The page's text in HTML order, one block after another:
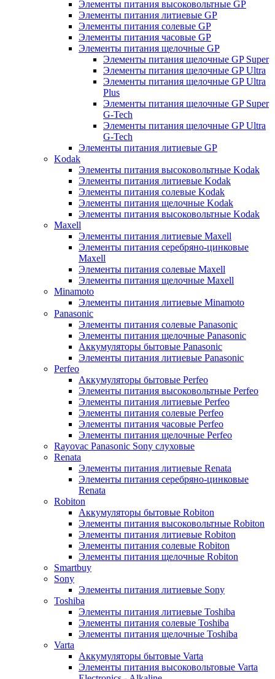
Элементы питания высоковольтные GP
Элементы питания литиевые GP
Элементы питания солевые GP
Элементы питания часовые GP
Элементы питания щелочные GP
Элементы питания щелочные GP Super
Элементы питания щелочные GP Ultra
Элементы питания щелочные GP Ultra
Plus
Элементы питания щелочные GP Super
G-Tech
Элементы питания щелочные GP Ultra
G-Tech
Элементы питания литиевые GP
Kodak
Элементы питания высоковольтные Kodak
Элементы питания литиевые Kodak
Элементы питания солевые Kodak
Элементы питания щелочные Kodak
Элементы питания высоковольтные Kodak
Maxell
Элементы питания литиевые Maxell
Элементы питания серебряно-цинковые
Maxell
Элементы питания солевые Maxell
Элементы питания щелочные Maxell
Minamoto
Элементы питания литиевые Minamoto
Panasonic
Элементы питания солевые Panasonic
Элементы питания щелочные Panasonic
Аккумуляторы бытовые Panasonic
Элементы питания литиевые Panasonic
Perfeo
Аккумуляторы бытовые Perfeo
Элементы питания высоковольтные Perfeo
Элементы питания литиевые Perfeo
Элементы питания солевые Perfeo
Элементы питания часовые Perfeo
Элементы питания щелочные Perfeo
Rayovac Panasonic Sony слуховые
Renata
Элементы питания литиевые Renata
Элементы питания серебряно-цинковые
Renata
Robiton
Аккумуляторы бытовые Robiton
Элементы питания высоковольтные Robiton
Элементы питания литиевые Robiton
Элементы питания солевые Robiton
Элементы питания щелочные Robiton
Smartbuy
Sony
Элементы питания литиевые Sony
Toshiba
Элементы питания литиевые Toshiba
Элементы питания солевые Toshiba
Элементы питания щелочные Toshiba
Varta
Аккумуляторы бытовые Varta
Элементы питания высоковольтовые Varta